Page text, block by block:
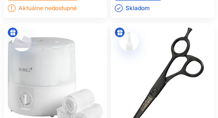
Aktuálne nedostupné Skladom ㅤ